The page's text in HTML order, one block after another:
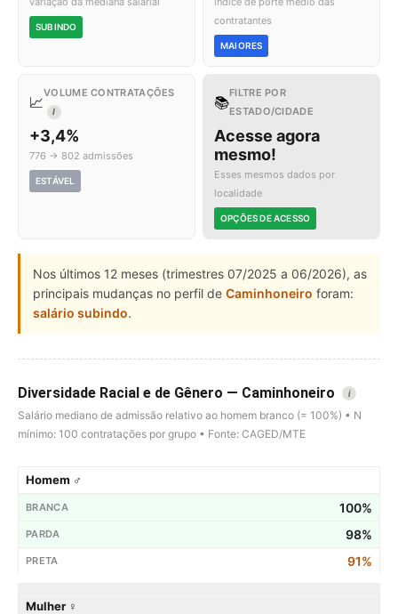
SUBINDO
contratantes
MAIORES
📈
VOLUME CONTRATAÇÕES
I
+3,4%
776 → 802 admissões
ESTÁVEL
📚
FILTRE POR
ESTADO/CIDADE
Acesse agora
mesmo!
Esses mesmos dados por
localidade
OPÇÕES DE ACESSO
Nos últimos 12 meses (trimestres 07/2025 a 06/2026), as
principais mudanças no perfil de Caminhoneiro foram:
salário subindo.
Diversidade Racial e de Gênero — Caminhoneiro i
Salário mediano de admissão relativo ao homem branco (= 100%) • N
mínimo: 100 contratações por grupo • Fonte: CAGED/MTE
Homem ♂
100%
98%
91%
Mulher ♀